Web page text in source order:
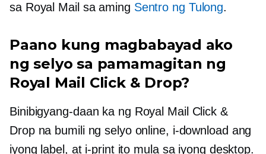
sa Royal Mail sa aming Sentro ng Tulong.
Paano kung magbabayad ako
ng selyo sa pamamagitan ng
Royal Mail Click & Drop?
Binibigyang-daan ka ng Royal Mail Click &
Drop na bumili ng selyo online, i-download ang
iyong label, at i-print ito mula sa iyong desktop.